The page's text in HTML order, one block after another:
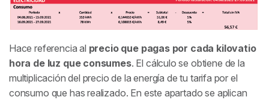
Hace referencia al precio que pagas por cada kilovatio
hora de luz que consumes. El cálculo se obtiene de la
multiplicación del precio de la energía de tu tarifa por el
consumo que has realizado. En este apartado se aplican